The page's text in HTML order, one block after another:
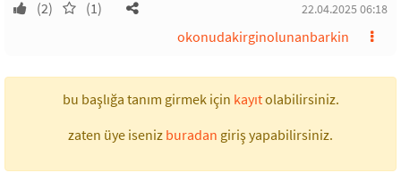
(2) (1) 22.04.2025 06:18
okonudakirginolunanbarkin
bu başlığa tanım girmek için kayıtolabilirsiniz.
zaten üye iseniz buradan giriş yapabilirsiniz.